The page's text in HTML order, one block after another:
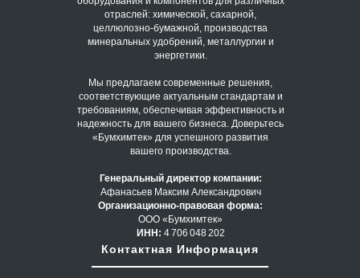
Контактная Информация
отраслей: химической, сахарной,
целлюлозно-бумажной, производства
минеральных удобрений, металлургии и
энергетики.
Мы предлагаем современные решения,
соответствующие актуальным стандартам и
требованиям, обеспечивая эффективность и
надежность для вашего бизнеса. Доверьтесь
«Бумхимтек» для успешного развития
вашего производства.
Генеральный директор компании:
Афанасьев Максим Александрович
Организационно-правовая форма:
ООО «Бумхимтек»
ИНН: 4 706 048 202